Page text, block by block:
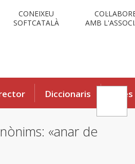
CONEIXEU
SOFTCATALÀ
AMB
Diccionaris Eines
«anar de